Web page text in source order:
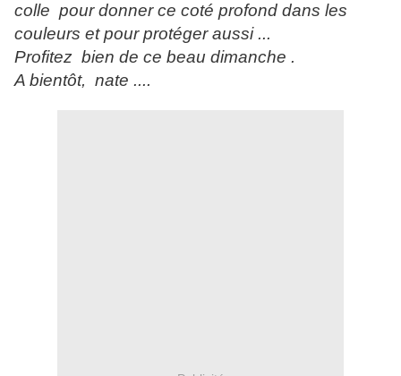
colle pour donner ce coté profond dans les
couleurs et pour protéger aussi ...
Profitez bien de ce beau dimanche .
A bientôt, nate ....